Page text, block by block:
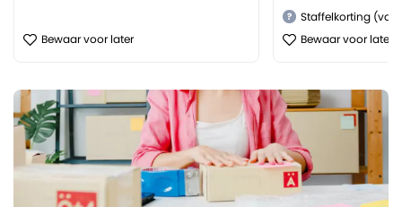
Bewaar voor later
?
Staffelkorting
Bewaar voor later